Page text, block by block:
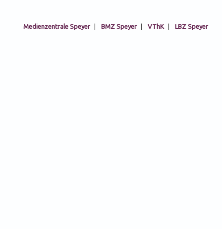
Medienzentrale Speyer | BMZ Speyer | VThK | LBZ Speyer